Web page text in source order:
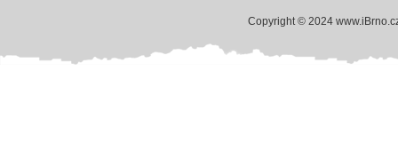
Copyright © 2024